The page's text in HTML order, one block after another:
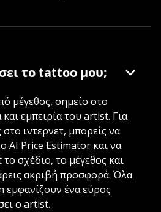
το tattoo μου;
μέγεθος, σημείο στο
εμπειρία του artist. Για
ιντερνετ, μπορείς να
AI Price Estimator και να
σχέδιο, το μέγεθος και
ακριβή προσφορά. Όλα
εμφανίζουν ένα εύρος
ο artist.